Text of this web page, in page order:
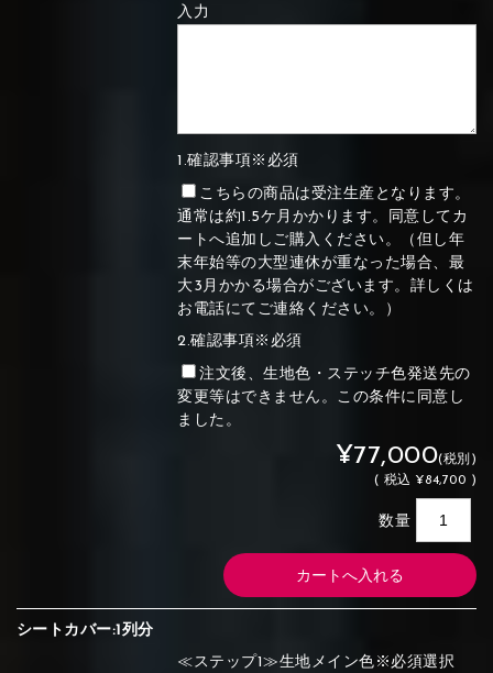
入力
1.確認事項※必須
こちらの商品は受注生産となります。
通常は約1.5ケ月かかります。同意してカ
ートへ追加しご購入ください。（但し年
末年始等の大型連休が重なった場合、最
大3月かかる場合がございます。詳しくは
お電話にてご連絡ください。）
2.確認事項※必須
注文後、生地色・ステッチ色発送先の
変更等はできません。この条件に同意し
ました。
¥77,000(税別)
( 税込 ¥84,700 )
数量
シートカバー:1列分
≪ステップ1≫生地メイン色※必須選択